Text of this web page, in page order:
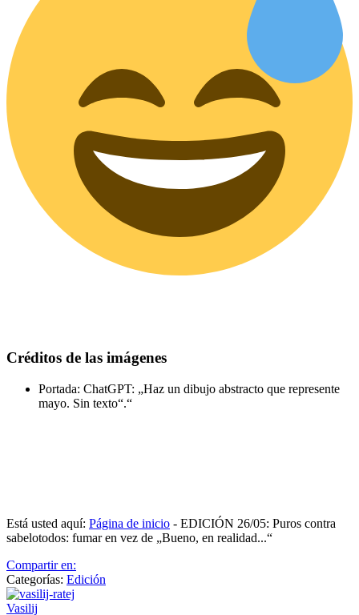
Créditos de las imágenes
Portada: ChatGPT: „Haz un dibujo abstracto que represente
mayo. Sin texto“.“
Está usted aquí: Página de inicio - EDICIÓN 26/05: Puros contra
sabelotodos: fumar en vez de „Bueno, en realidad...“
Compartir en:
Categorías: Edición
Vasilij